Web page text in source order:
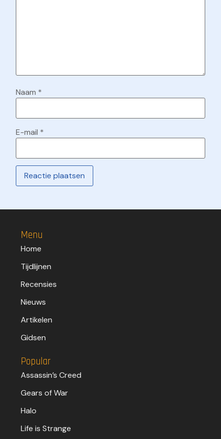
Naam *
E-mail *
Menu
Home
Tijdlijnen
Recensies
Nieuws
Artikelen
Gidsen
Popular
Assassin’s Creed
Gears of War
Halo
Life is Strange